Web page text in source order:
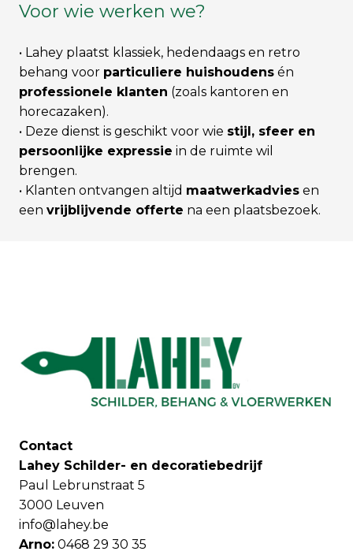
Voor wie werken we?
• Lahey plaatst klassiek, hedendaags en retro
behang voor particuliere huishoudens én
professionele klanten (zoals kantoren en
horecazaken).
• Deze dienst is geschikt voor wie stijl, sfeer en
persoonlijke expressie in de ruimte wil
brengen.
• Klanten ontvangen altijd maatwerkadvies en
een vrijblijvende offerte na een plaatsbezoek.
Contact
Lahey Schilder- en decoratiebedrijf
Paul Lebrunstraat 5
3000 Leuven
info@lahey.be
Arno: 0468 29 30 35